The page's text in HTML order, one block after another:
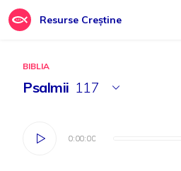
Resurse Creștine
BIBLIA
Psalmii 117
0:00:00
0:00:00